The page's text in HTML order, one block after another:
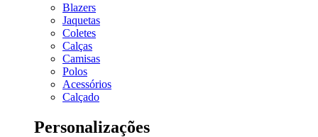
Blazers
Jaquetas
Coletes
Calças
Camisas
Polos
Acessórios
Calçado
Personalizações